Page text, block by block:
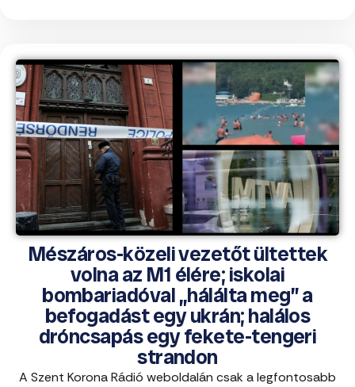
Mészáros-közeli vezetőt ültettek
volna az M1 élére; iskolai
bombariadóval „hálálta meg” a
befogadást egy ukrán; halálos
dróncsapás egy fekete-tengeri
strandon
A Szent Korona Rádió weboldalán csak a legfontosabb